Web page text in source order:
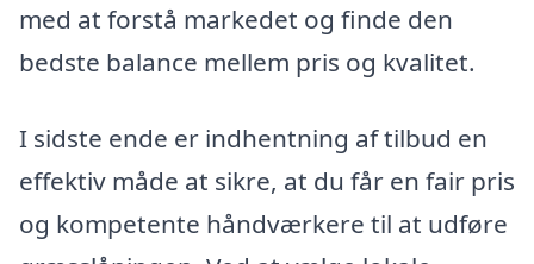
med at forstå markedet og finde den
bedste balance mellem pris og kvalitet.
I sidste ende er indhentning af tilbud en
effektiv måde at sikre, at du får en fair pris
og kompetente håndværkere til at udføre